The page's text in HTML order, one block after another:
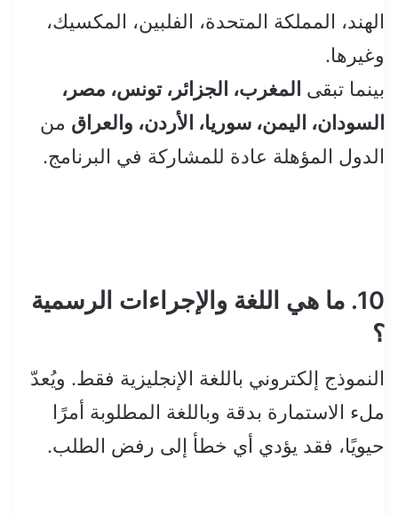
الهند، المملكة المتحدة، الفلبين، المكسيك،
وغيرها.
بينما تبقى المغرب، الجزائر، تونس، مصر،
السودان، اليمن، سوريا، الأردن، والعراق من
الدول المؤهلة عادة للمشاركة في البرنامج.
10. ما هي اللغة والإجراءات الرسمية
؟
النموذج إلكتروني باللغة الإنجليزية فقط. ويُعدّ
ملء الاستمارة بدقة وباللغة المطلوبة أمرًا
حيويًا، فقد يؤدي أي خطأ إلى رفض الطلب.